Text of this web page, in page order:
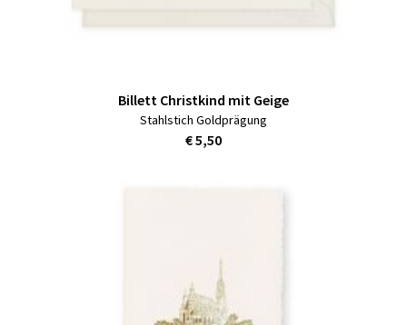
Billett Christkind mit Geige
Stahlstich Goldprägung
€ 5,50